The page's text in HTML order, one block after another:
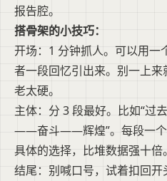
报告腔。
搭骨架的小技巧：
开场：1 分钟抓人。可以用一
者一段回忆引出来。别一上来
老太硬。
主体：分 3 段最好。比如“
——奋斗——辉煌”。每段一个
具体的选择，比堆数据强十倍。
结尾：别喊口号，试着扣回